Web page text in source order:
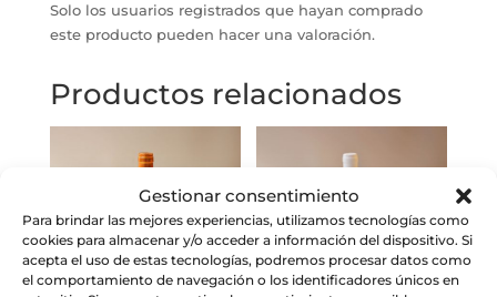
Gestionar consentimiento
Para brindar las mejores experiencias, utilizamos tecnologías como
cookies para almacenar y/o acceder a información del dispositivo. Si
acepta el uso de estas tecnologías, podremos procesar datos como
el comportamiento de navegación o los identificadores únicos en
Solo los usuarios registrados que hayan comprado
este producto pueden hacer una valoración.
Productos relacionados